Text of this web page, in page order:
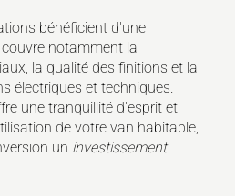
bénéficient d'une
notamment la
la qualité des finitions et la
électriques et techniques.
une tranquillité d'esprit et
de votre van habitable,
un investissement